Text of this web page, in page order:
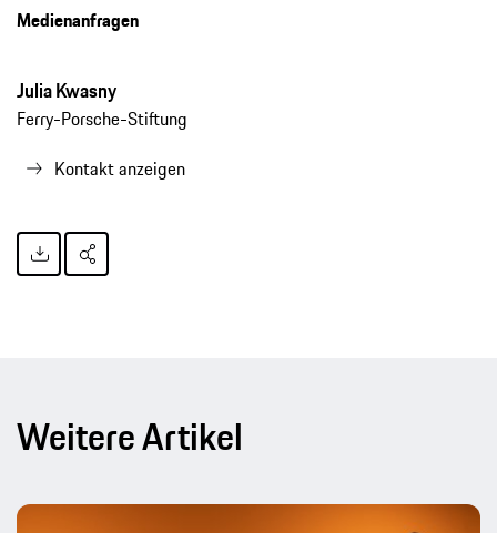
Medienanfragen
Julia Kwasny
Ferry-Porsche-Stiftung
Kontakt anzeigen
Weitere Artikel